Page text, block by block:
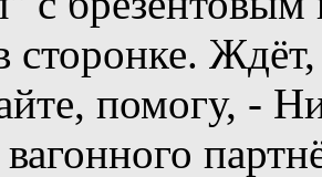
сторонке.
помогу, -
вагонного